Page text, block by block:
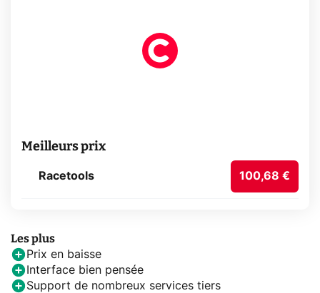
Meilleurs prix
Racetools 100,68 €
Les plus
Prix en baisse
Interface bien pensée
Support de nombreux services tiers